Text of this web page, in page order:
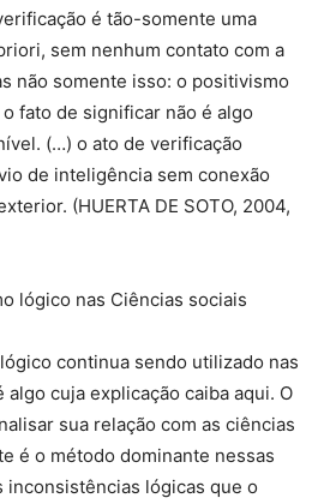
é tão-somente uma
sem nenhum contato com a
não somente isso: o positivismo
fato de significar não é algo
(…) o ato de verificação
de inteligência sem conexão
(HUERTA DE SOTO, 2004,
lógico nas Ciências sociais
continua sendo utilizado nas
cuja explicação caiba aqui. O
sua relação com as ciências
é o método dominante nessas
inconsistências lógicas que o